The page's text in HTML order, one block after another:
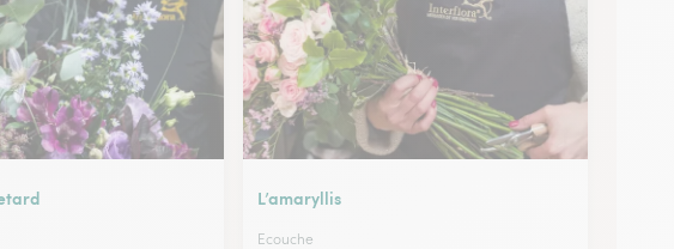
L’amaryllis
Ecouche